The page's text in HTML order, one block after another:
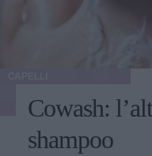
Cowash:
shampoo